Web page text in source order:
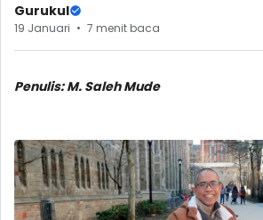
Gurukul
19 Januari 7 menit baca
Penulis: M. Saleh Mude